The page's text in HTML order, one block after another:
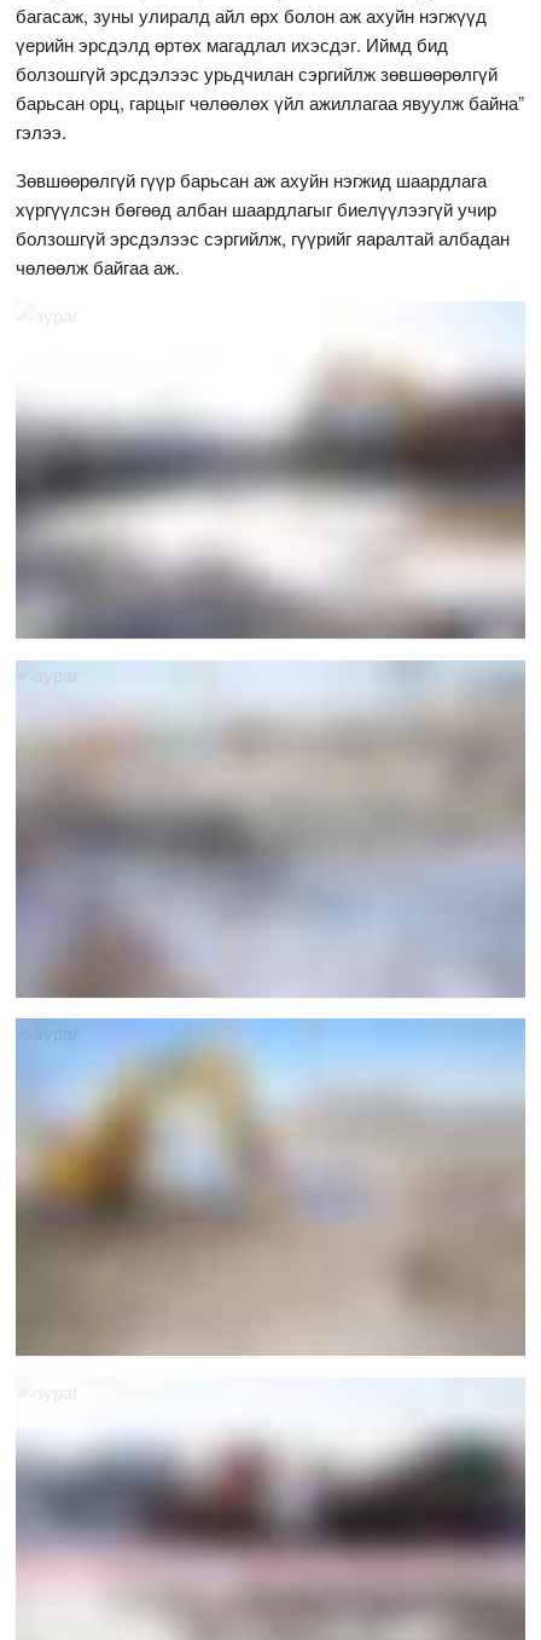
багасаж, зуны улиралд айл өрх болон аж ахуйн нэгжүүд
үерийн эрсдэлд өртөх магадлал ихэсдэг. Иймд бид
болзошгүй эрсдэлээс урьдчилан сэргийлж зөвшөөрөлгүй
барьсан орц, гарцыг чөлөөлөх үйл ажиллагаа явуулж байна”
гэлээ.
Зөвшөөрөлгүй гүүр барьсан аж ахуйн нэгжид шаардлага
хүргүүлсэн бөгөөд албан шаардлагыг биелүүлээгүй учир
болзошгүй эрсдэлээс сэргийлж, гүүрийг яаралтай албадан
чөлөөлж байгаа аж.